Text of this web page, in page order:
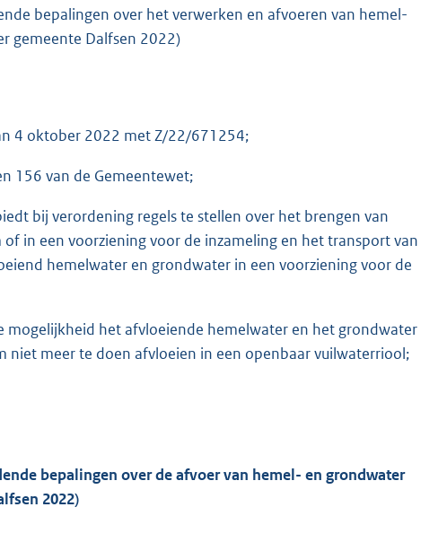
bepalingen over het verwerken en afvoeren van hemel-
gemeente Dalfsen 2022)
4 oktober 2022 met Z/22/671254;
156 van de Gemeentewet;
bij verordening regels te stellen over het brengen van
in een voorziening voor de inzameling en het transport van
hemelwater en grondwater in een voorziening voor de
mogelijkheid het afvloeiende hemelwater en het grondwater
niet meer te doen afvloeien in een openbaar vuilwaterriool;
bepalingen over de afvoer van hemel- en grondwater
2022)